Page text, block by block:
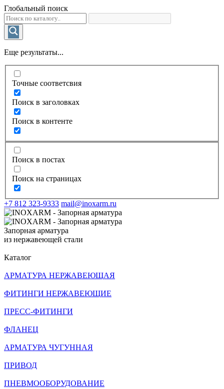
Глобальный поиск
Еще результаты...
Точные соответсвия
Поиск в заголовках
Поиск в контенте
Поиск в постах
Поиск на страницах
+7 812 323-9333 mail@inoxarm.ru
Запорная арматура
из нержавеющей стали
Каталог
АРМАТУРА НЕРЖАВЕЮЩАЯ
ФИТИНГИ НЕРЖАВЕЮЩИЕ
ПРЕСС-ФИТИНГИ
ФЛАНЕЦ
АРМАТУРА ЧУГУННАЯ
ПРИВОД
ПНЕВМООБОРУДОВАНИЕ